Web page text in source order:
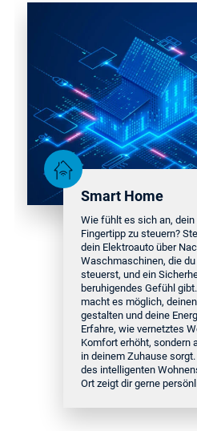
Smart Home
Wie fühlt es sich an,
Fingertipp zu steuern?
dein Elektroauto über
Waschmaschinen, die
steuerst, und ein
beruhigendes Gefühl
macht es möglich,
gestalten und deine
Erfahre, wie vernetztes
Komfort erhöht, sondern
in deinem Zuhause
des intelligenten
Ort zeigt dir gerne